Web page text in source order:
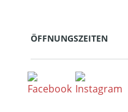
ÖFFNUNGSZEITEN